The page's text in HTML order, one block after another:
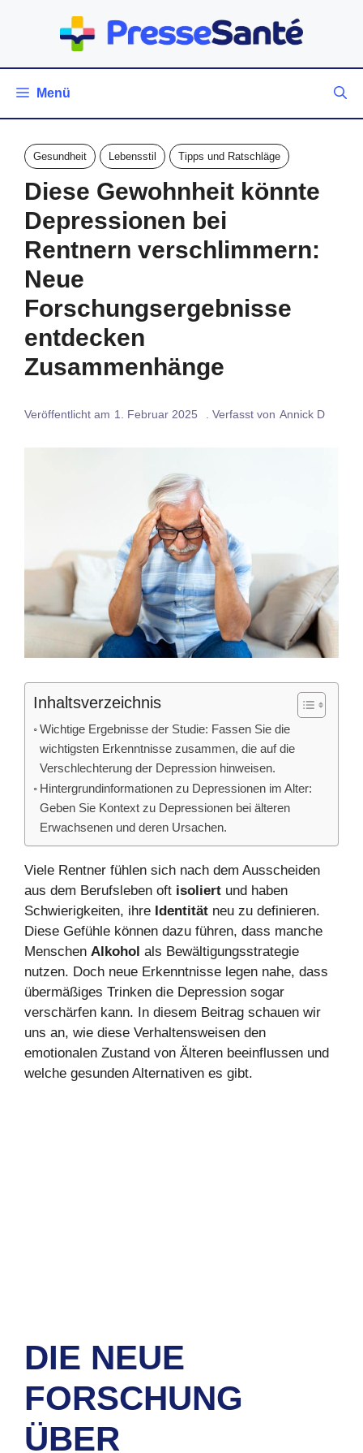
Menü
Gesundheit Lebensstil Tipps und Ratschläge
Diese Gewohnheit könnte
Depressionen bei
Rentnern verschlimmern:
Neue
Forschungsergebnisse
entdecken
Zusammenhänge
Veröffentlicht am 1. Februar 2025 . Verfasst von Annick D
Inhaltsverzeichnis
Wichtige Ergebnisse der Studie: Fassen Sie die
wichtigsten Erkenntnisse zusammen, die auf die
Verschlechterung der Depression hinweisen.
Hintergrundinformationen zu Depressionen im Alter:
Geben Sie Kontext zu Depressionen bei älteren
Erwachsenen und deren Ursachen.
Viele Rentner fühlen sich nach dem Ausscheiden
aus dem Berufsleben oft isoliert und haben
Schwierigkeiten, ihre Identität neu zu definieren.
Diese Gefühle können dazu führen, dass manche
Menschen Alkohol als Bewältigungsstrategie
nutzen. Doch neue Erkenntnisse legen nahe, dass
übermäßiges Trinken die Depression sogar
verschärfen kann. In diesem Beitrag schauen wir
uns an, wie diese Verhaltensweisen den
emotionalen Zustand von Älteren beeinflussen und
welche gesunden Alternativen es gibt.
DIE NEUE
FORSCHUNG
ÜBER